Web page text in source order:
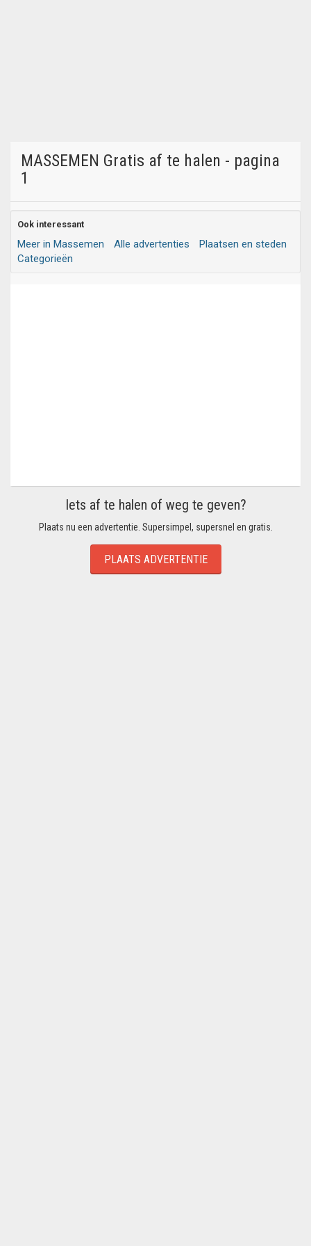
MASSEMEN Gratis af te halen - pagina
1
Ook interessant
Meer in Massemen Alle advertenties
Plaatsen en steden
Categorieën
Iets af te halen of weg te geven?
Plaats nu een advertentie. Supersimpel, supersnel en gratis.
PLAATS ADVERTENTIE